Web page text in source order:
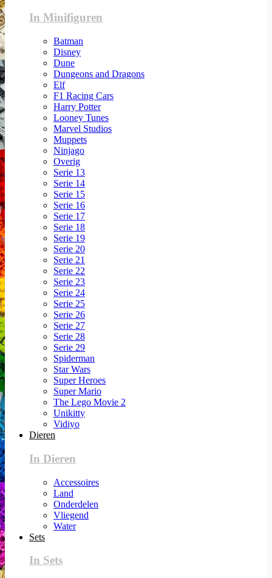
In Minifiguren
Batman
Disney
Dune
Dungeons and Dragons
Elf
F1 Racing Cars
Harry Potter
Looney Tunes
Marvel Studios
Muppets
Ninjago
Overig
Serie 13
Serie 14
Serie 15
Serie 16
Serie 17
Serie 18
Serie 19
Serie 20
Serie 21
Serie 22
Serie 23
Serie 24
Serie 25
Serie 26
Serie 27
Serie 28
Serie 29
Spiderman
Star Wars
Super Heroes
Super Mario
The Lego Movie 2
Unikitty
Vidiyo
Dieren
In Dieren
Accessoires
Land
Onderdelen
Vliegend
Water
Sets
In Sets